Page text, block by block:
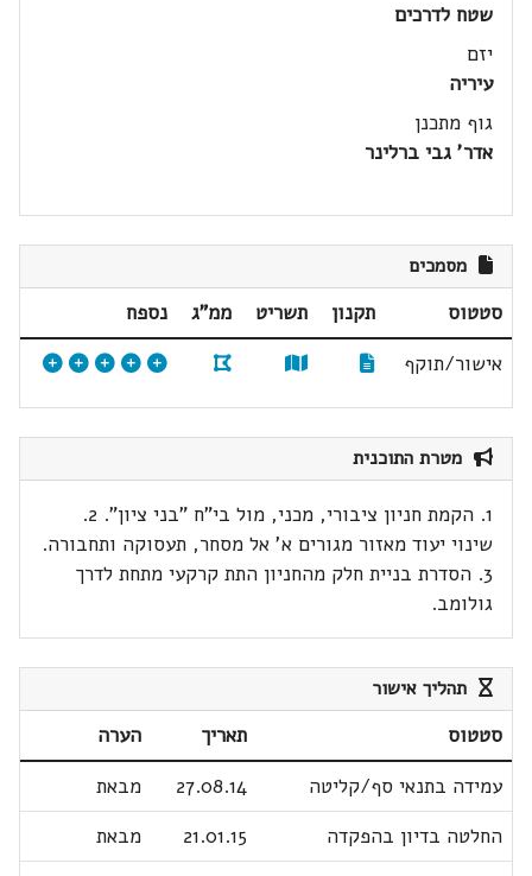
שטח לדרכים
יזם
עיריה
גוף מתכנן
אדר' גבי ברלינר
מסמכים
סטטוס תקנון תשריט ממ"ג
נספח
אישור/תוקף
מטרת התוכנית
1. הקמת חניון ציבורי, מכני, מול בי"ח "בני ציון". 2.
שינוי יעוד מאזור מגורים א' אל מסחר, תעסוקה ותחבורה.
3. הסדרת בניית חלק מהחניון התת קרקעי מתחת לדרך
גולומב.
תהליך אישור
סטטוס תאריך
הערה
עמידה בתנאי סף/קליטה
27.08.14
מבאת
החלטה בדיון בהפקדה
21.01.15
מבאת